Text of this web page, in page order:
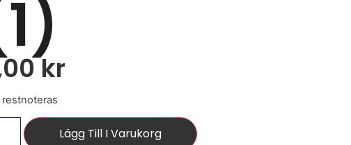
kr
restnoteras
Lägg Till I Varukorg